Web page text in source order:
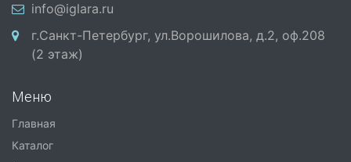
info@iglara.ru
г.Санкт-Петербург, ул.Ворошилова, д.2, оф.208
(2 этаж)
Меню
Главная
Каталог